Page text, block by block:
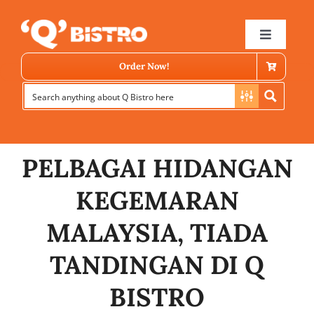
content
Toggle
Store Locator
Menu
Order Now!
PELBAGAI HIDANGAN
KEGEMARAN
MALAYSIA, TIADA
TANDINGAN DI Q
BISTRO